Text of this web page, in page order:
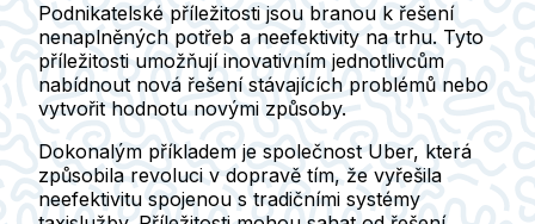
Podnikatelské příležitosti jsou branou k řešení
nenaplněných potřeb a neefektivity na trhu. Tyto
příležitosti umožňují inovativním jednotlivcům
nabídnout nová řešení stávajících problémů nebo
vytvořit hodnotu novými způsoby.
Dokonalým příkladem je společnost Uber, která
způsobila revoluci v dopravě tím, že vyřešila
neefektivitu spojenou s tradičními systémy